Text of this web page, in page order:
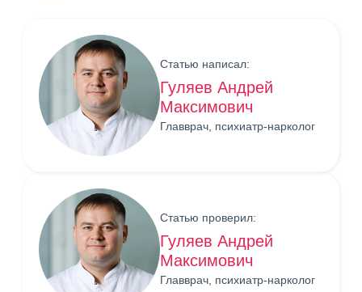
Статью написал:
Гуляев Андрей
Максимович
Главврач, психиатр-нарколог
Статью проверил:
Гуляев Андрей
Максимович
Главврач, психиатр-нарколог